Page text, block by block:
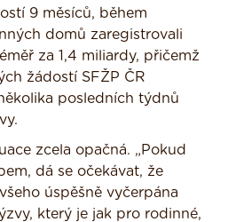
9 měsíců, během
domů zaregistrovali
za 1,4 miliardy, přičemž
žádostí SFŽP ČR
posledních týdnů
zcela opačná. „Pokud
dá se očekávat, že
úspěšně vyčerpána
který je jak pro rodinné,